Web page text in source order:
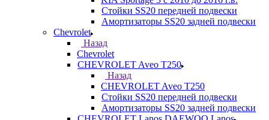
Стойки SS20 передней подвески
Амортизаторы SS20 задней подвески
Chevrolet
Назад
Chevrolet
CHEVROLET Aveo T250
Назад
CHEVROLET Aveo T250
Стойки SS20 передней подвески
Амортизаторы SS20 задней подвески